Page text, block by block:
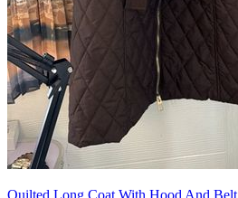
Quilted Long Coat With Hood And Belt